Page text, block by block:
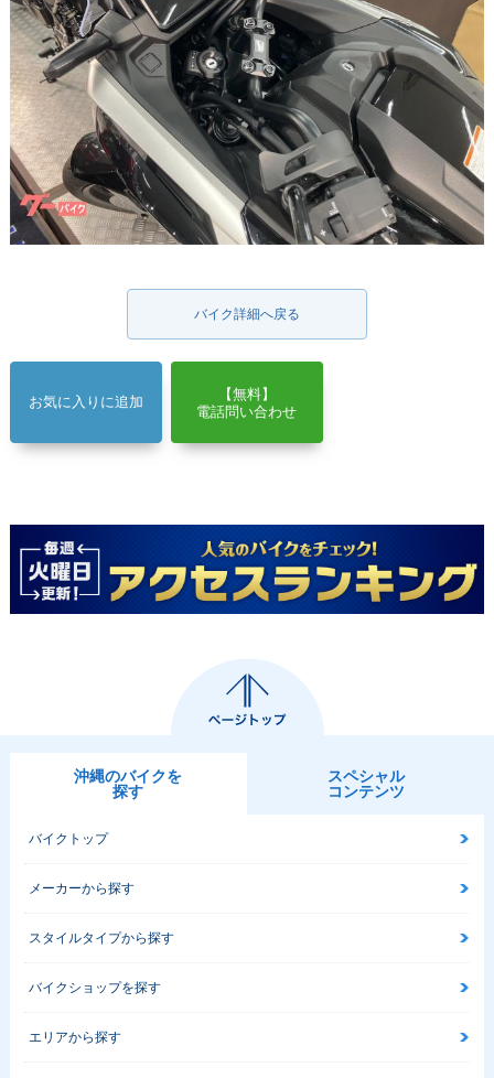
バイク詳細へ戻る
お気に入りに追加
【無料】
電話問い合わせ
沖縄のバイクを
探す
スペシャル
コンテンツ
バイクトップ
メーカーから探す
スタイルタイプから探す
バイクショップを探す
エリアから探す